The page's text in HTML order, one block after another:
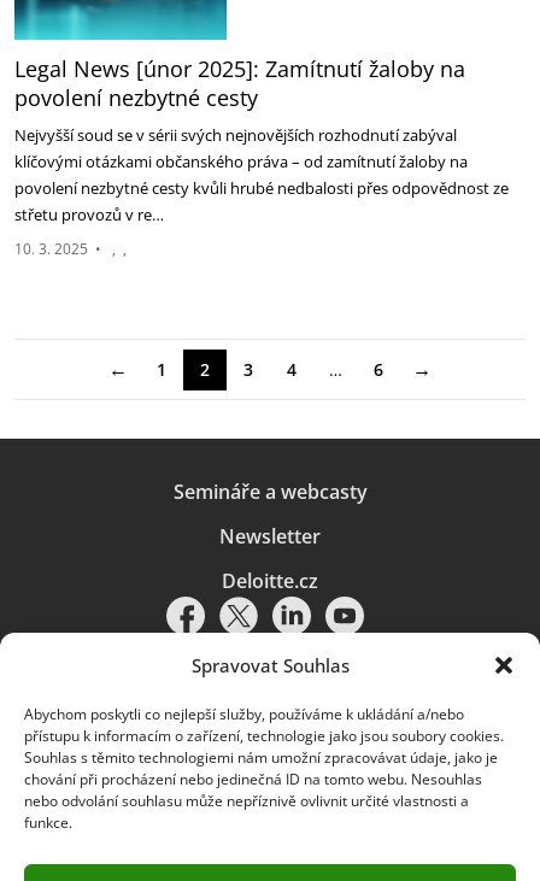
Spravovat Souhlas
Abychom poskytli co nejlepší služby, používáme k ukládání a/nebo
přístupu k informacím o zařízení, technologie jako jsou soubory cookies.
Souhlas s těmito technologiemi nám umožní zpracovávat údaje, jako je
chování při procházení nebo jedinečná ID na tomto webu. Nesouhlas
nebo odvolání souhlasu může nepříznivě ovlivnit určité vlastnosti a
funkce.
Legal News [únor 2025]: Zamítnutí žaloby na
povolení nezbytné cesty
Nejvyšší soud se v sérii svých nejnovějších rozhodnutí zabýval
klíčovými otázkami občanského práva – od zamítnutí žaloby na
povolení nezbytné cesty kvůli hrubé nedbalosti přes odpovědnost ze
střetu provozů v re…
10. 3. 2025 •
← 1 2 3 4 … 6 →
Semináře a webcasty
Newsletter
Deloitte.cz
Pravidla používání|Ochrana osobních údajů|Soubory cookies |
Deloitte.cz
© 2026. Více informací najdete vPravidlech používání.
Deloitte označuje jednu či více společností globální sítě členských
a přidružené subjekty (souhrnně „organizace Deloitte“). Společnost DTTL